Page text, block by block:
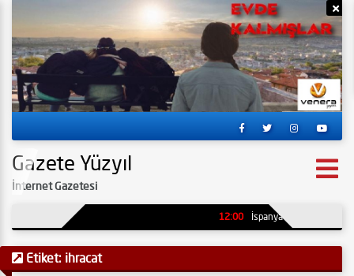
Gazete Yüzyıl
İnternet Gazetesi
12:00 İspanya’da kömür
Etiket: ihracat